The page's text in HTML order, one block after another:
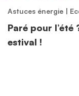
Astuces énergie |
Paré pour
estival !